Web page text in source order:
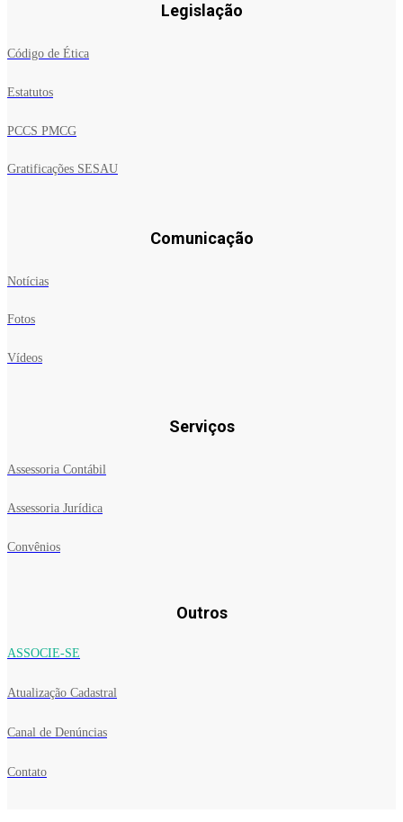
Legislação
Código de Ética
Estatutos
PCCS PMCG
Gratificações SESAU
Comunicação
Notícias
Fotos
Vídeos
Serviços
Assessoria Contábil
Assessoria Jurídica
Convênios
Outros
ASSOCIE-SE
Atualização Cadastral
Canal de Denúncias
Contato